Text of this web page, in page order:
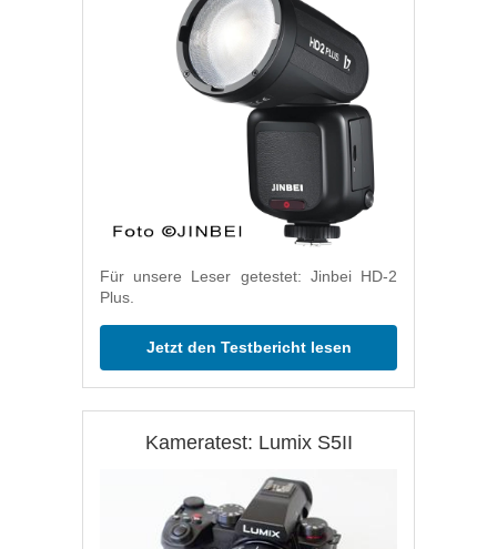
Für unsere Leser getestet: Jinbei HD-2
Plus.
Jetzt den Testbericht lesen
Kameratest: Lumix S5II